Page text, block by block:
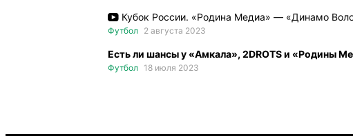
Кубок России. «Родина Медиа» — «Динамо
Футбол 2 августа 2023
Есть ли шансы у «Амкала», 2DROTS и «Родины
Футбол 18 июля 2023